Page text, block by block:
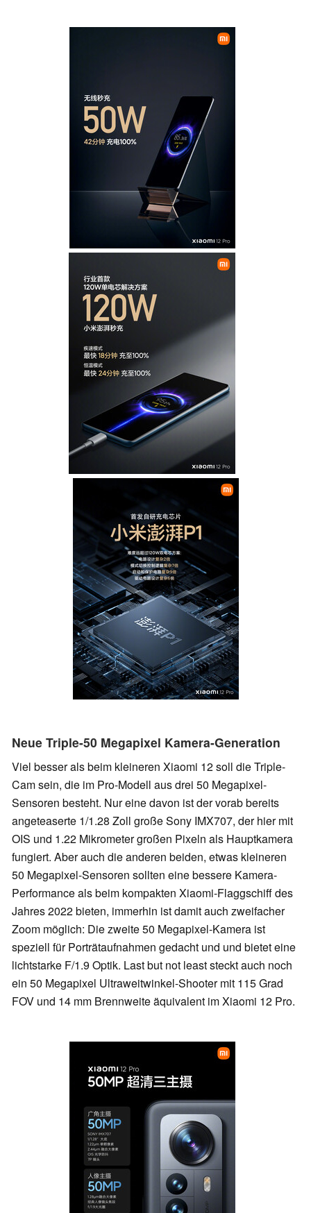
Neue Triple-50 Megapixel Kamera-Generation
Viel besser als beim kleineren Xiaomi 12 soll die Triple-
Cam sein, die im Pro-Modell aus drei 50 Megapixel-
Sensoren besteht. Nur eine davon ist der vorab bereits
angeteaserte 1/1.28 Zoll große Sony IMX707, der hier mit
OIS und 1.22 Mikrometer großen Pixeln als Hauptkamera
fungiert. Aber auch die anderen beiden, etwas kleineren
50 Megapixel-Sensoren sollten eine bessere Kamera-
Performance als beim kompakten Xiaomi-Flaggschiff des
Jahres 2022 bieten, immerhin ist damit auch zweifacher
Zoom möglich: Die zweite 50 Megapixel-Kamera ist
speziell für Porträtaufnahmen gedacht und und bietet eine
lichtstarke F/1.9 Optik. Last but not least steckt auch noch
ein 50 Megapixel Ultraweitwinkel-Shooter mit 115 Grad
FOV und 14 mm Brennweite äquivalent im Xiaomi 12 Pro.